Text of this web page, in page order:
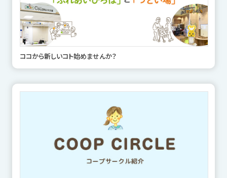
ココから新しいコト始めませんか？